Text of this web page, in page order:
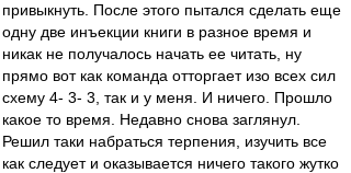
привыкнуть. После этого пытался сделать еще
одну две инъекции книги в разное время и
никак не получалось начать ее читать, ну
прямо вот как команда отторгает изо всех сил
схему 4- 3- 3, так и у меня. И ничего. Прошло
какое то время. Недавно снова заглянул.
Решил таки набраться терпения, изучить все
как следует и оказывается ничего такого жутко